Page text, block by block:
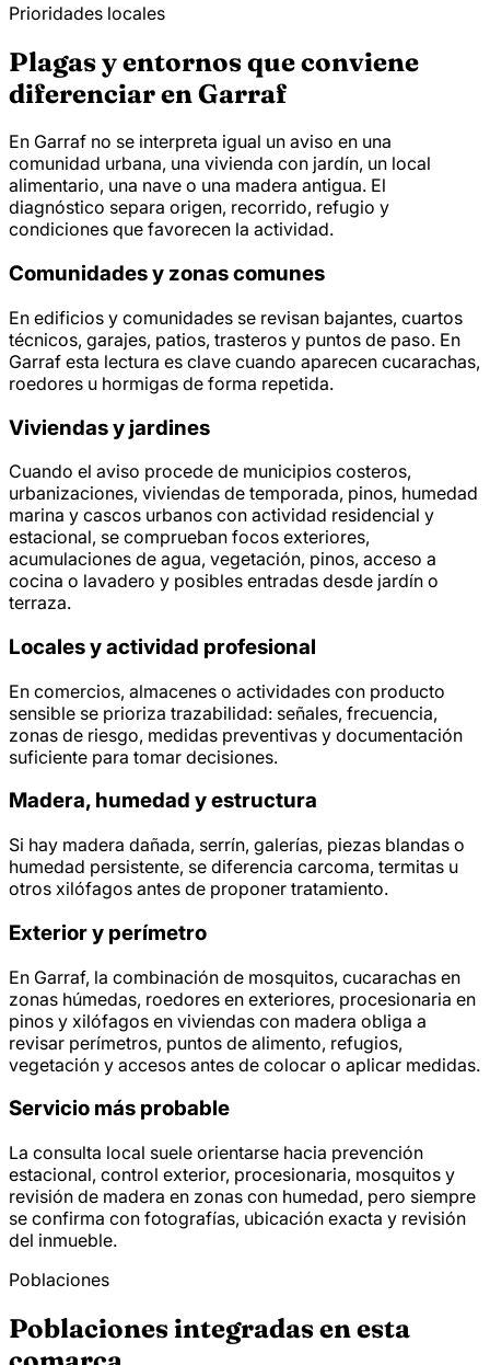
Prioridades locales
Plagas y entornos que conviene
diferenciar en Garraf
En Garraf no se interpreta igual un aviso en una
comunidad urbana, una vivienda con jardín, un local
alimentario, una nave o una madera antigua. El
diagnóstico separa origen, recorrido, refugio y
condiciones que favorecen la actividad.
Comunidades y zonas comunes
En edificios y comunidades se revisan bajantes, cuartos
técnicos, garajes, patios, trasteros y puntos de paso. En
Garraf esta lectura es clave cuando aparecen cucarachas,
roedores u hormigas de forma repetida.
Viviendas y jardines
Cuando el aviso procede de municipios costeros,
urbanizaciones, viviendas de temporada, pinos, humedad
marina y cascos urbanos con actividad residencial y
estacional, se comprueban focos exteriores,
acumulaciones de agua, vegetación, pinos, acceso a
cocina o lavadero y posibles entradas desde jardín o
terraza.
Locales y actividad profesional
En comercios, almacenes o actividades con producto
sensible se prioriza trazabilidad: señales, frecuencia,
zonas de riesgo, medidas preventivas y documentación
suficiente para tomar decisiones.
Madera, humedad y estructura
Si hay madera dañada, serrín, galerías, piezas blandas o
humedad persistente, se diferencia carcoma, termitas u
otros xilófagos antes de proponer tratamiento.
Exterior y perímetro
En Garraf, la combinación de mosquitos, cucarachas en
zonas húmedas, roedores en exteriores, procesionaria en
pinos y xilófagos en viviendas con madera obliga a
revisar perímetros, puntos de alimento, refugios,
vegetación y accesos antes de colocar o aplicar medidas.
Servicio más probable
La consulta local suele orientarse hacia prevención
estacional, control exterior, procesionaria, mosquitos y
revisión de madera en zonas con humedad, pero siempre
se confirma con fotografías, ubicación exacta y revisión
del inmueble.
Poblaciones
Poblaciones integradas en esta